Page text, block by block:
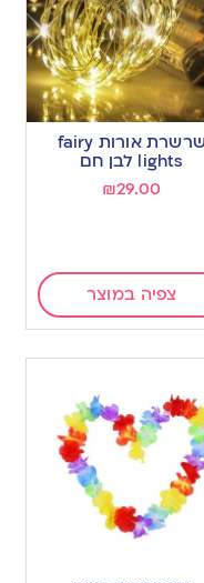
שרשרת אורות fairy
lights לבן חם
₪29.00
צפיה במוצר